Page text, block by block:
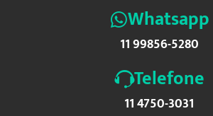
Whatsapp
11 99856-5280
Telefone
11 4750-3031